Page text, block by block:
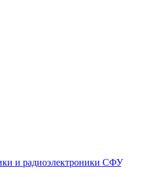
и радиоэлектроники СФУ,